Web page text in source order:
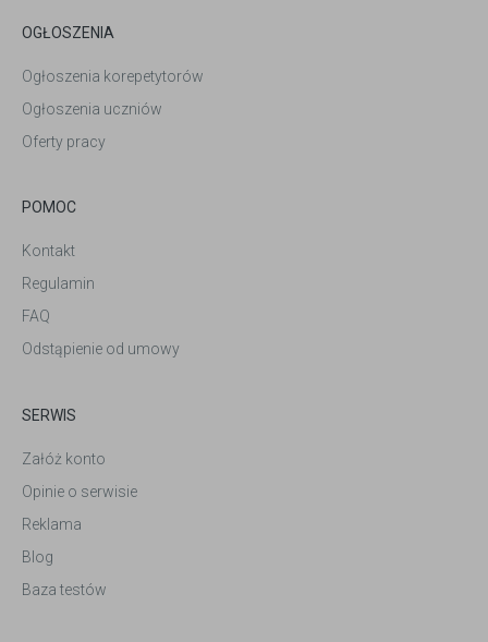
OGŁOSZENIA
Ogłoszenia korepetytorów
Ogłoszenia uczniów
Oferty pracy
POMOC
Kontakt
Regulamin
FAQ
Odstąpienie od umowy
SERWIS
Załóż konto
Opinie o serwisie
Reklama
Blog
Baza testów